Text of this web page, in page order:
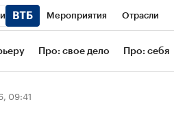
Мероприятия Отрасли
РБК Life
Про: свое дело Про: себя
09:41